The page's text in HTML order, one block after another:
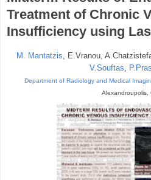
Treatment of Chronic
Insufficiency using
M. Mantatzis , E.Vranou,
V.Souftas
Department of Radiology and Medical
Alexandroupolis,